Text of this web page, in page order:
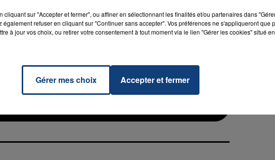
RADIO CONTACT
La Team de l'été
cliquant sur "Accepter et fermer", ou affiner en sélectionnant les finalités et/ou partenaires dans
également refuser en cliquant sur "Continuer sans accepter". Vos préférences ne s'appliqueront que
à jour vos choix, ou retirer votre consentement à tout moment via le lien "Gérer les cookies" situé en
Gérer mes choix Accepter et fermer